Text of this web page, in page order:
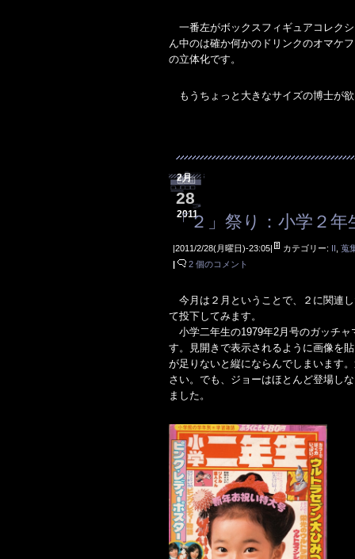
一番左がボックスフィギュアコレク
ん中のは確か何かのドリンクのオマケ
の立体化です。
もうちょっと大きなサイズの博士が
2月
28
2011
「２」祭り：小学２年
|2011/2/28(月曜日)-23:05| カテゴリー: II ,蒐
|
2 個のコメント
今月は２月ということで、２に関連
て投下してみます。
小学二年生の1979年2月号のガッチ
す。見開きで表示されるように画像を
が足りないと縦にならんでしまいます
さい。でも、ジョーはほとんど登場し
ました。